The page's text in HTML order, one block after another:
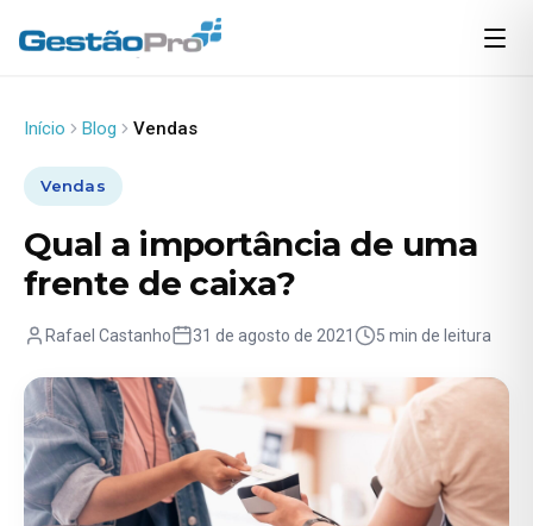
Início Blog Vendas
Vendas
Qual a importância de uma
frente de caixa?
Rafael Castanho 31 de agosto de 2021 5 min de leitura